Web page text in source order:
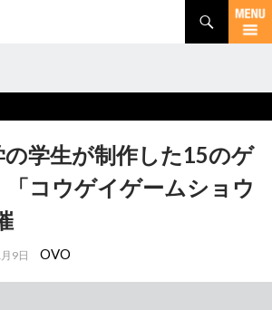
の学生が制作した15のゲ
コウゲイゲームショウ
9日 OVO